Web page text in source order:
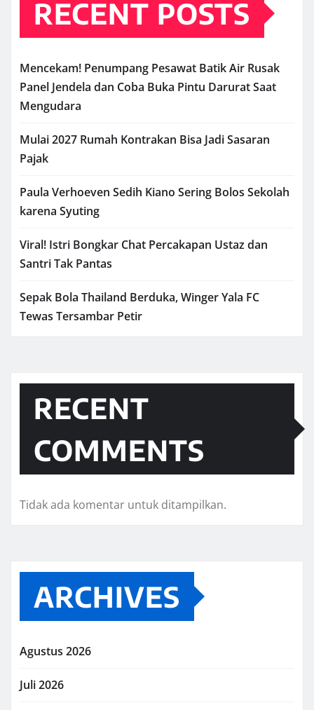
RECENT POSTS
Mencekam! Penumpang Pesawat Batik Air Rusak
Panel Jendela dan Coba Buka Pintu Darurat Saat
Mengudara
Mulai 2027 Rumah Kontrakan Bisa Jadi Sasaran
Pajak
Paula Verhoeven Sedih Kiano Sering Bolos Sekolah
karena Syuting
Viral! Istri Bongkar Chat Percakapan Ustaz dan
Santri Tak Pantas
Sepak Bola Thailand Berduka, Winger Yala FC
Tewas Tersambar Petir
RECENT
COMMENTS
Tidak ada komentar untuk ditampilkan.
ARCHIVES
Agustus 2026
Juli 2026